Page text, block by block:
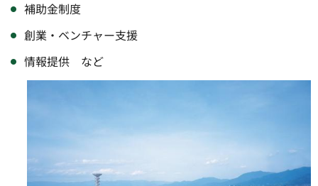
補助金制度
創業・ベンチャー支援
情報提供 など